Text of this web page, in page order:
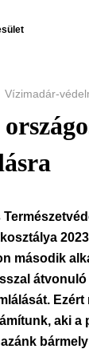
Vízimadár-
második
Ezért
aki a